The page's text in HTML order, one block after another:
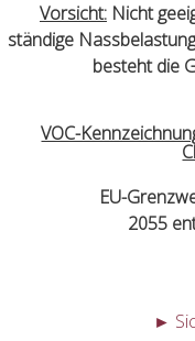
Vorsicht: Nicht
ständige
besteht die
VOC-
EU-
2055
►